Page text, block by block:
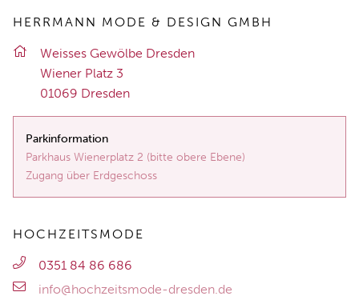
HERRMANN MODE & DESIGN GMBH
Weis­ses Ge­wöl­be Dres­den
Wie­ner Platz 3
01069 Dres­den
Parkinformation
Parkhaus Wienerplatz 2 (bitte obere Ebene)
Zugang über Erdgeschoss
HOCHZEITSMODE
0351 84 86 686
info@hochzeitsmode-dresden.de